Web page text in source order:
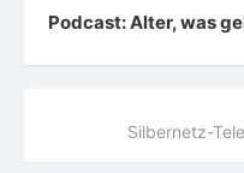
Podcast: Alter, was
Silbernetz-